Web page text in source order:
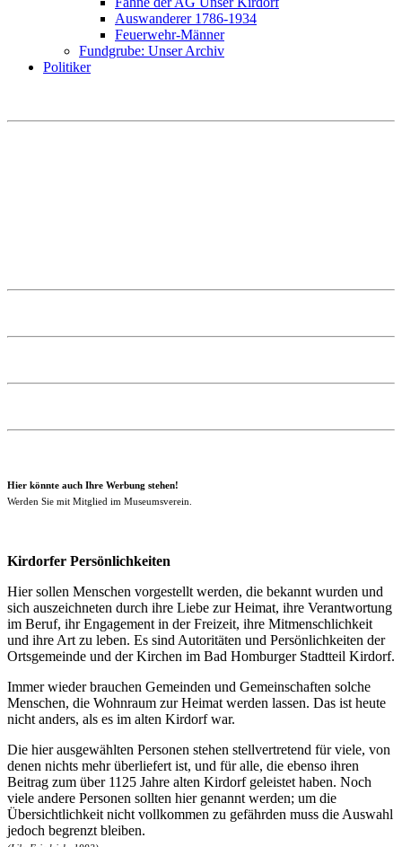
Auswanderer 1786-1934
Feuerwehr-Männer
Fundgrube: Unser Archiv
Politiker
Hier könnte auch Ihre Werbung stehen!
Werden Sie mit Mitglied im Museumsverein.
Kirdorfer Persönlichkeiten
Hier sollen Menschen vorgestellt werden, die bekannt wurden und
sich auszeichneten durch ihre Liebe zur Heimat, ihre Verantwortung
im Beruf, ihr Engagement in der Freizeit, ihre Mitmenschlichkeit
und ihre Art zu leben. Es sind Autoritäten und Persönlichkeiten der
Ortsgemeinde und der Kirchen im Bad Homburger Stadtteil Kirdorf.
Immer wieder brauchen Gemeinden und Gemeinschaften solche
Menschen, die Wohnraum zur Heimat werden lassen. Das ist heute
nicht anders, als es im alten Kirdorf war.
Die hier ausgewählten Personen stehen stellvertretend für viele, von
denen nichts mehr überliefert ist, und für alle, die ebenso ihren
Beitrag zum über 1125 Jahre alten Kirdorf geleistet haben. Noch
viele andere Personen sollten hier genannt werden; um die
Übersichtlichkeit nicht vollkommen zu gefährden muss die Auswahl
jedoch begrenzt bleiben.